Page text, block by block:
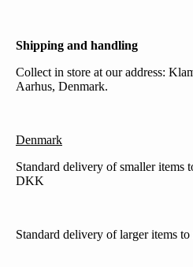
Shipping and handling
Collect in store at our address:
Aarhus, Denmark.
Denmark
Standard delivery of smaller items
DKK
Standard delivery of larger items